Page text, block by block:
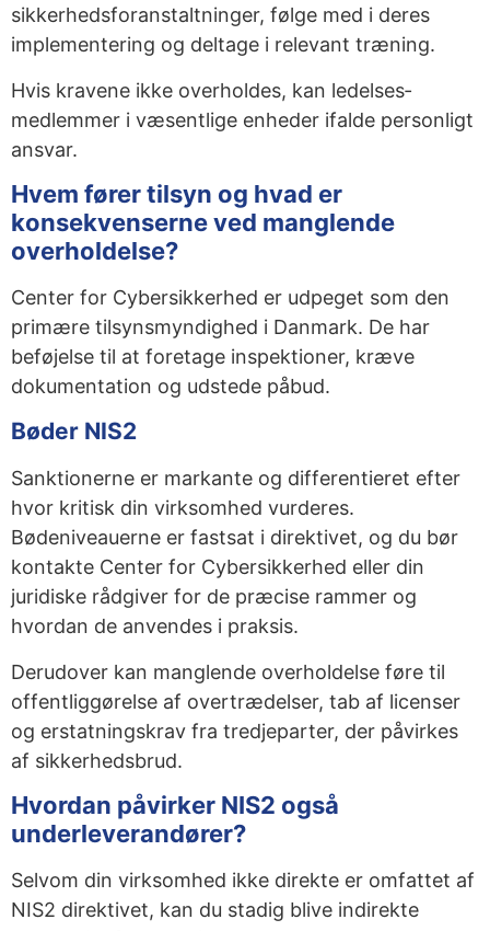
sikkerhedsforanstaltninger, følge med i deres
implementering og deltage i relevant træning.
Hvis kravene ikke overholdes, kan ledelses­
medlemmer i væsentlige enheder ifalde personligt
ansvar.
Hvem fører tilsyn og hvad er
konsekvenserne ved manglende
overholdelse?
Center for Cybersikkerhed er udpeget som den
primære tilsynsmyndighed i Danmark. De har
beføjelse til at foretage inspektioner, kræve
dokumentation og udstede påbud.
Bøder NIS2
Sanktionerne er markante og differentieret efter
hvor kritisk din virksomhed vurderes.
Bødeniveauerne er fastsat i direktivet, og du bør
kontakte Center for Cybersikkerhed eller din
juridiske rådgiver for de præcise rammer og
hvordan de anvendes i praksis.
Derudover kan manglende overholdelse føre til
offentliggørelse af overtrædelser, tab af licenser
og erstatningskrav fra tredjeparter, der påvirkes
af sikkerhedsbrud.
Hvordan påvirker NIS2 også
underleverandører?
Selvom din virksomhed ikke direkte er omfattet af
NIS2 direktivet, kan du stadig blive indirekte